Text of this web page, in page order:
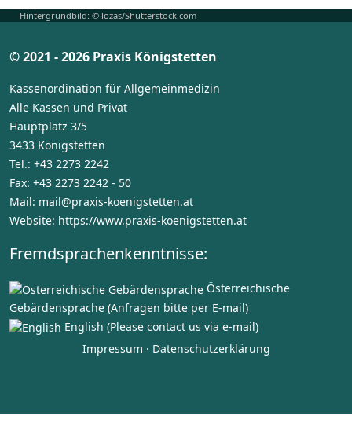
Hintergrundbild: © lozas/Shutterstock.com
© 2021 - 2026 Praxis Königstetten
Kassenordination für Allgemeinmedizin
Alle Kassen und Privat
Hauptplatz 3/5
3433 Königstetten
Tel.: +43 2273 2242
Fax: +43 2273 2242 - 50
Mail: mail@praxis-koenigstetten.at
Website: https://www.praxis-koenigstetten.at
Fremdsprachenkenntnisse:
Österreichische
Gebärdensprache (Anfragen bitte per E-mail)
English (Please contact us via e-mail)
Impressum · Datenschutzerklärung